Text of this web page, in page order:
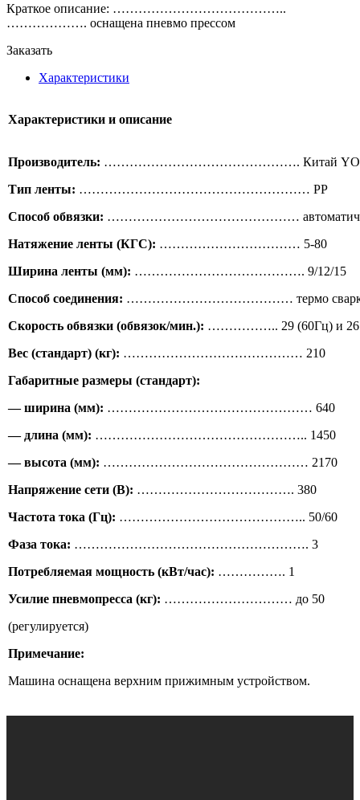
Краткое описание: …………………………………..
………………. оснащена пневмо прессом
Заказать
Характеристики
Характеристики и описание
Производитель: ………………………………………. Китай
Тип ленты: ……………………………………………… PP
Способ обвязки: ………………………………………
Натяжение ленты (КГC): …………………………… 5-80
Ширина ленты (мм): …………………………………. 9/12/15
Способ соединения: ………………………………… термо
Скорость обвязки (обвязок/мин.): …………….. 29 (60Гц) и 26
Вес (стандарт) (кг): …………………………………… 210
Габаритные размеры (стандарт):
— ширина (мм): ………………………………………… 640
— длина (мм): ………………………………………….. 1450
— высота (мм): ………………………………………… 2170
Напряжение сети (В): ………………………………. 380
Частота тока (Гц): …………………………………….. 50/60
Фаза тока: ………………………………………………. 3
Потребляемая мощность (кВт/час): ……………. 1
Усилие пневмопресса (кг): ………………………… до 50
(регулируется)
Примечание:
Машина оснащена верхним прижимным устройством.